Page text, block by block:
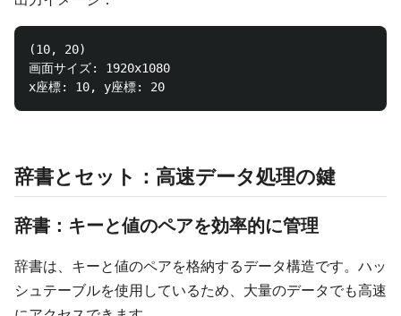
(10, 20)
画面サイズ: 1920x1080
辞書とセット：高速データ処理の鍵
辞書：キーと値のペアを効率的に管理
辞書は、キーと値のペアを格納するデータ構造です。ハッ
シュテーブルを使用しているため、大量のデータでも高速